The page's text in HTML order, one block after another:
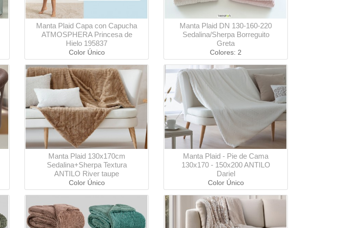
Manta Plaid Capa con Capucha
ATMOSPHERA Princesa de
Hielo 195837
Color Único
Manta Plaid DN 130-160-220
Sedalina/Sherpa Borreguito
Greta
Colores: 2
Manta Plaid 130x170cm
Sedalina+Sherpa Textura
ANTILO River taupe
Color Único
Manta Plaid - Pie de Cama
130x170 - 150x200 ANTILO
Dariel
Color Único